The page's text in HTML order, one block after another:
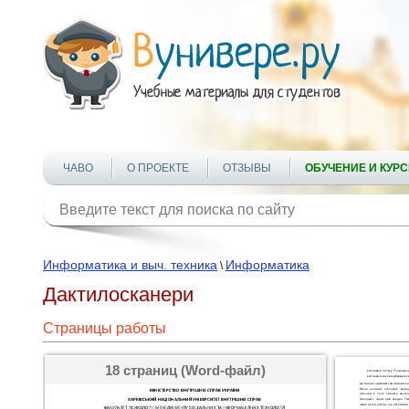
ЧАВО О ПРОЕКТЕ ОТЗЫВЫ ОБУЧЕНИЕ И
Информатика и выч. техника \ Информатика
Дактилосканери
Страницы работы
18 страниц (Word-файл)